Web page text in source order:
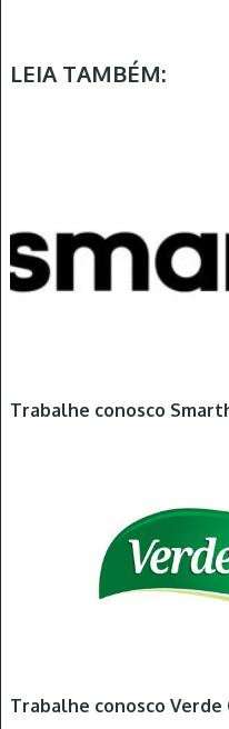
LEIA TAMBÉM:
Trabalhe conosco
Trabalhe conosco Verde